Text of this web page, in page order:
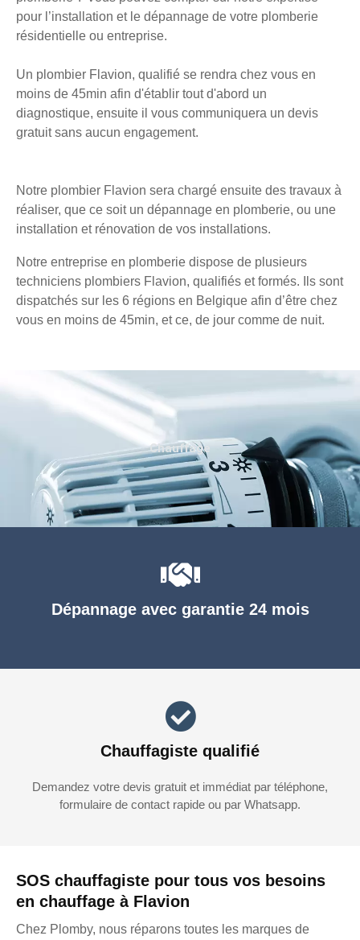
pour l’installation et le dépannage de votre plomberie
résidentielle ou entreprise.
Un plombier Flavion, qualifié se rendra chez vous en
moins de 45min afin d'établir tout d'abord un
diagnostique, ensuite il vous communiquera un devis
gratuit sans aucun engagement.
Notre plombier Flavion sera chargé ensuite des travaux à
réaliser, que ce soit un dépannage en plomberie, ou une
installation et rénovation de vos installations.
Notre entreprise en plomberie dispose de plusieurs
techniciens plombiers Flavion, qualifiés et formés. Ils sont
dispatchés sur les 6 régions en Belgique afin d’être chez
vous en moins de 45min, et ce, de jour comme de nuit.
SOS chauffagiste pour tous vos besoins
en chauffage à Flavion
Chez Plomby, nous réparons toutes les marques de
Dépannage avec garantie 24 mois
Chauffagiste qualifié
Demandez votre devis gratuit et immédiat par téléphone,
formulaire de contact rapide ou par Whatsapp.
Chauffage